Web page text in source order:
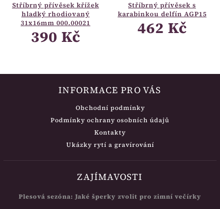
Stříbrný přívěsek křížek
hladký rhodiovaný
31x16mm 000.00021
390 Kč
Stříbrný přívěsek s
karabinkou delfín AGP15
462 Kč
INFORMACE PRO VÁS
Obchodní podmínky
Podmínky ochrany osobních údajů
Kontakty
Ukázky rytí a gravírování
ZAJÍMAVOSTI
Plesová sezóna: Jaké šperky zvolit pro zimní večírky